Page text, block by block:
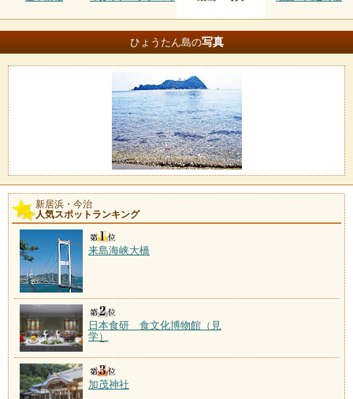
ひょうたん島の写真
新居浜・今治
人気スポットランキング
来島海峡大橋
日本食研 食文化博物館（見
学）
加茂神社